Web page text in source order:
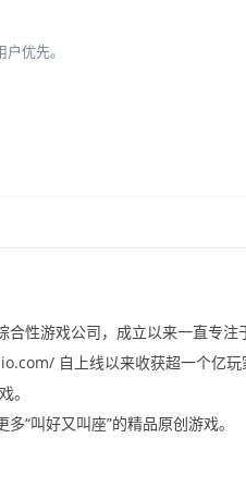
优先。
性游戏公司，成立以来一直专注
自上线以来收获超一个亿玩
。
多“叫好又叫座”的精品原创游戏。